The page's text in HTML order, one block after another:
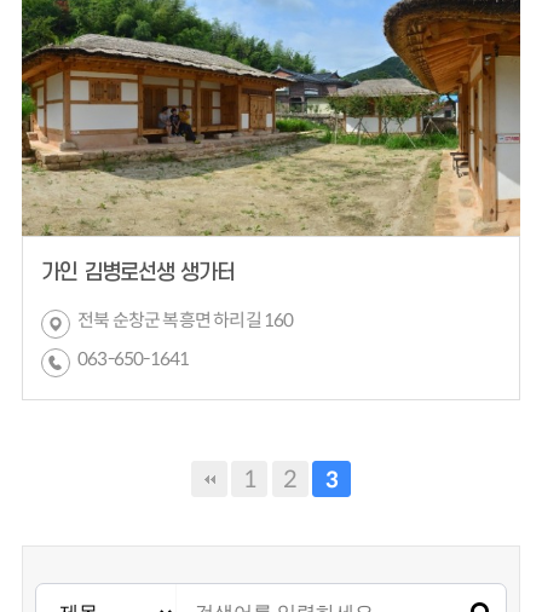
가인 김병로선생 생가터
전북 순창군 복흥면 하리길 160
063-650-1641
1 2 3